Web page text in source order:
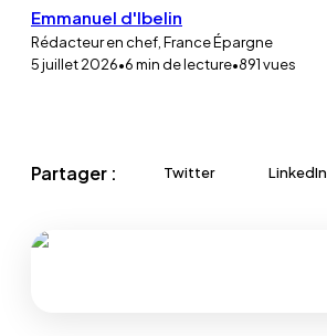
Emmanuel d'Ibelin
Rédacteur en chef, France Épargne
5 juillet 2026•6min de lecture•891vues
Partager : Twitter LinkedIn